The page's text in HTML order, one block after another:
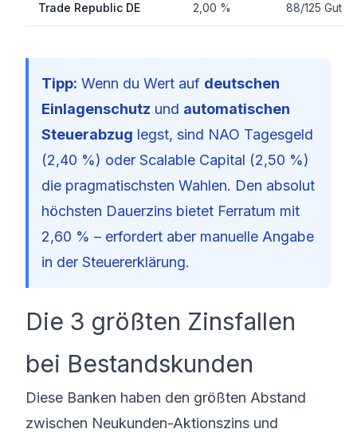
Trade Republic DE 2,00 % 88/125 Gut
Tipp: Wenn du Wert auf deutschen
Einlagenschutz und automatischen
Steuerabzug legst, sind NAO Tagesgeld
(2,40 %) oder Scalable Capital (2,50 %)
die pragmatischsten Wahlen. Den absolut
höchsten Dauerzins bietet Ferratum mit
2,60 % – erfordert aber manuelle Angabe
in der Steuererklärung.
Die 3 größten Zinsfallen
bei Bestandskunden
Diese Banken haben den größten Abstand
zwischen Neukunden-Aktionszins und